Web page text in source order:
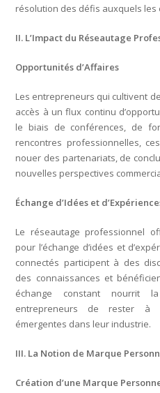
résolution des défis auxquels
II. L’Impact du Réseautage
Opportunités d’Affaires
Les entrepreneurs qui cultivent
accès à un flux continu
le biais de conférences, de
rencontres professionnelles,
nouer des partenariats, de
nouvelles perspectives
Échange d’Idées et
Le réseautage professionnel
pour l’échange d’idées et
connectés participent à des
des connaissances et
échange constant nourrit
entrepreneurs de rester à
émergentes dans leur industrie.
III. La Notion de Marque
Création d’une Marque